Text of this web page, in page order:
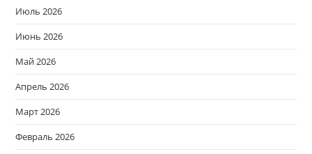
Июль 2026
Июнь 2026
Май 2026
Апрель 2026
Март 2026
Февраль 2026